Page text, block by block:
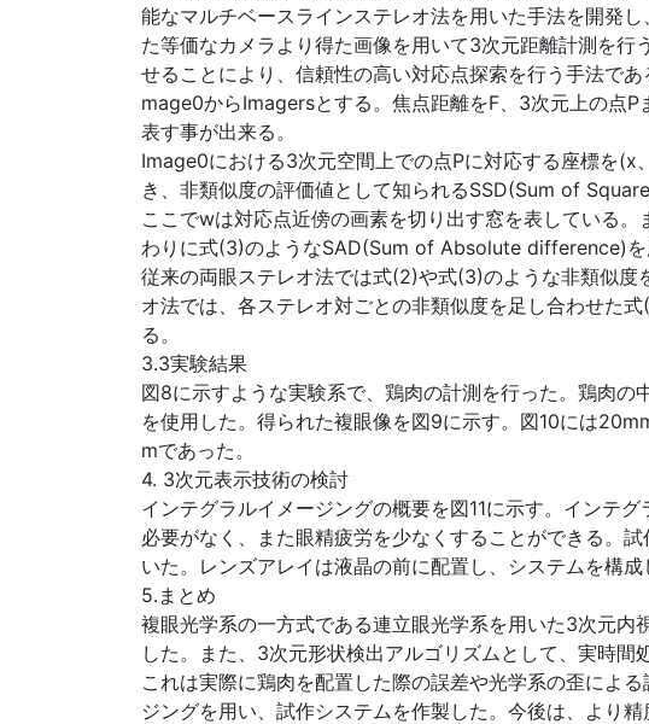
能なマルチベースラインステレオ法を用いた手法を開発
た等価なカメラより得た画像を用いて3次元距離計測を
せることにより、信頼性の高い対応点探索を行う手法で
mage0からImagersとする。焦点距離をF、3次元上の点
表す事が出来る。
Image0における3次元空間上での点Pに対応する座標を
き、非類似度の評価値として知られるSSD(Sum of
ここでwは対応点近傍の画素を切り出す窓を表している
わりに式(3)のようなSAD(Sum of Absolute difference)を
従来の両眼ステレオ法では式(2)や式(3)のような非類似
オ法では、各ステレオ対ごとの非類似度を足し合わせた
る。
3.3実験結果
図8に示すような実験系で、鶏肉の計測を行った。鶏肉
を使用した。得られた複眼像を図9に示す。図10には
mであった。
4. 3次元表示技術の検討
インテグラルイメージングの概要を図11に示す。インテ
必要がなく、また眼精疲労を少なくすることができる。
いた。レンズアレイは液晶の前に配置し、システムを構成
5.まとめ
複眼光学系の一方式である連立眼光学系を用いた3次元
した。また、3次元形状検出アルゴリズムとして、実時間
これは実際に鶏肉を配置した際の誤差や光学系の歪によ
ジングを用い、試作システムを作製した。今後は、より